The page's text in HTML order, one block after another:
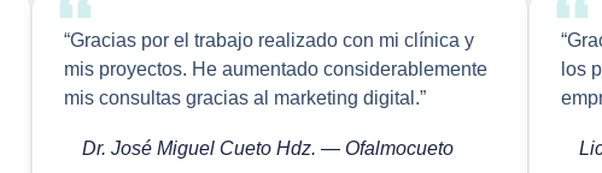
“Gracias por el trabajo realizado con mi clínica y
mis proyectos. He aumentado considerablemente
mis consultas gracias al marketing digital.”
Dr. José Miguel Cueto Hdz. — Ofalmocueto
los